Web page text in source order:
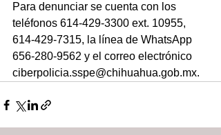
Para denunciar se cuenta con los
teléfonos 614-429-3300 ext. 10955,
614-429-7315, la línea de WhatsApp
656-280-9562 y el correo electrónico
ciberpolicia.sspe@chihuahua.gob.mx.